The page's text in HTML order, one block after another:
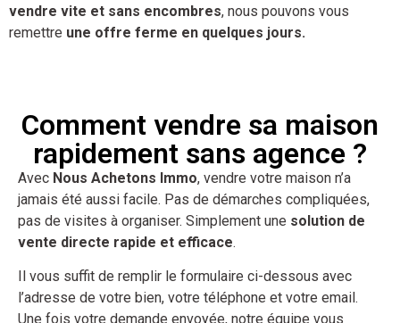
vendre vite et sans encombres, nous pouvons vous
remettre une offre ferme en quelques jours.
Comment vendre sa maison
rapidement sans agence ?
Avec Nous Achetons Immo, vendre votre maison n’a
jamais été aussi facile. Pas de démarches compliquées,
pas de visites à organiser. Simplement une solution de
vente directe rapide et efficace.
Il vous suffit de remplir le formulaire ci-dessous avec
l’adresse de votre bien, votre téléphone et votre email.
Une fois votre demande envoyée, notre équipe vous